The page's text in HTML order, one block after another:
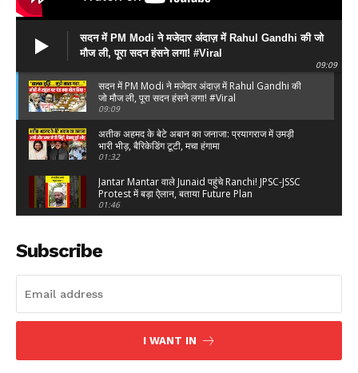
सदन में PM Modi ने मजेदार अंदाज़ में Rahul Gandhi की जो
मौज ली, पूरा सदन हंसने लगा! #Viral
09:09
सदन में PM Modi ने मजेदार अंदाज़ में Rahul Gandhi की
जो मौज ली, पूरा सदन हंसने लगा! #Viral
09:09
अतीक अहमद के बेटे अबान का जनाजा: प्रयागराज में उमड़ी
भारी भीड़, बैरिकेडिंग टूटी, मचा हंगामा
01:32
Jantar Mantar वाले Junaid पहुंचे Ranchi! JPSC-JSSC
Protest में बड़ा ऐलान, बताया Future Plan
01:46
01:04
Yash की ‘Toxic’ पर Nayanthara का बड़ा बयान! Kiara
ने कहा- ‘Special Film’, बढ़ा Excitement
04:46
Mahakal की भक्ति में डूबे B Praak! भस्म आरती में लिया
बाबा का आशीर्वाद, बोले- ‘सौभाग्य की बात’
Subscribe
I WANT IN